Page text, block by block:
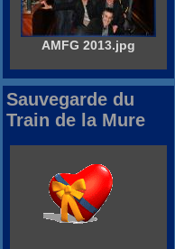
AMFG 2013.jpg
Sauvegarde du
Train de la Mure